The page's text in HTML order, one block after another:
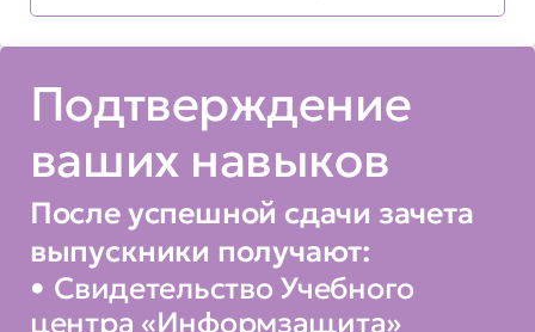
• об обеспечении защиты
эксплуатации АСУ ТП
• об обеспечении защиты
информации при выводе из
эксплуатации
автоматизированной системы
управления
Подтверждение
ваших навыков
После успешной сдачи зачета
выпускники получают:
Свидетельство Учебного
центра «Информзащита»